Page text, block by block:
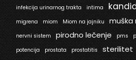
infekcija urinarnog trakta intima
migrena
miom Miom na jajniku muška
nervni sistem pirodno lečenje pms
potencija
prostata prostatitis sterilitet